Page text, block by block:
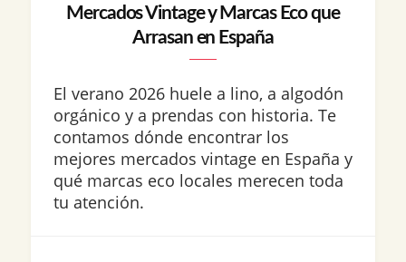
Mercados Vintage y Marcas Eco que
Arrasan en España
El verano 2026 huele a lino, a algodón
orgánico y a prendas con historia. Te
contamos dónde encontrar los
mejores mercados vintage en España y
qué marcas eco locales merecen toda
tu atención.